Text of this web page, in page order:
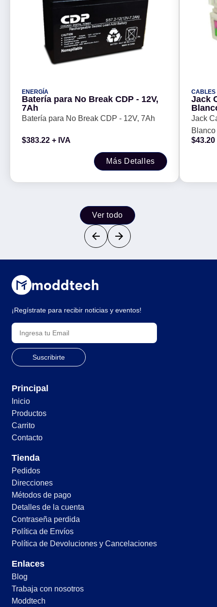
ENERGÍA
Batería para No Break CDP - 12V,
7Ah
Batería para No Break CDP - 12V, 7Ah
$383.22 + IVA
Más Detalles
CABLES
Jack
Jack
$43.20
Ver todo
¡Regístrate para recibir noticias y eventos!
Principal
Inicio
Productos
Carrito
Contacto
Tienda
Pedidos
Direcciones
Métodos de pago
Detalles de la cuenta
Contraseña perdida
Política de Envíos
Política de Devoluciones y Cancelaciones
Enlaces
Blog
Trabaja con nosotros
Moddtech